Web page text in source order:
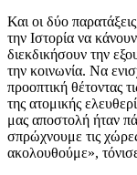
Και οι δύο
την Ιστορία να
διεκδικήσουν την
την κοινωνία. Να
προοπτική θέτοντας
της ατομικής
μας αποστολή ήταν
σπρώχνουμε τις
ακολουθούμε»,